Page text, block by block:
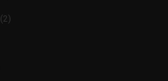
(2)